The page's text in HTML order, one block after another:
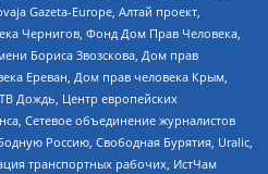
Gazeta-Europe, Алтай проект,
Чернигов, Фонд Дом Прав Человека,
Бориса Звозскова, Дом прав
Ереван, Дом прав человека Крым,
Дождь, Центр европейских
Сетевое объединение журналистов
Россию, Свободная Бурятия, Uralic,
транспортных рабочих, ИстЧам